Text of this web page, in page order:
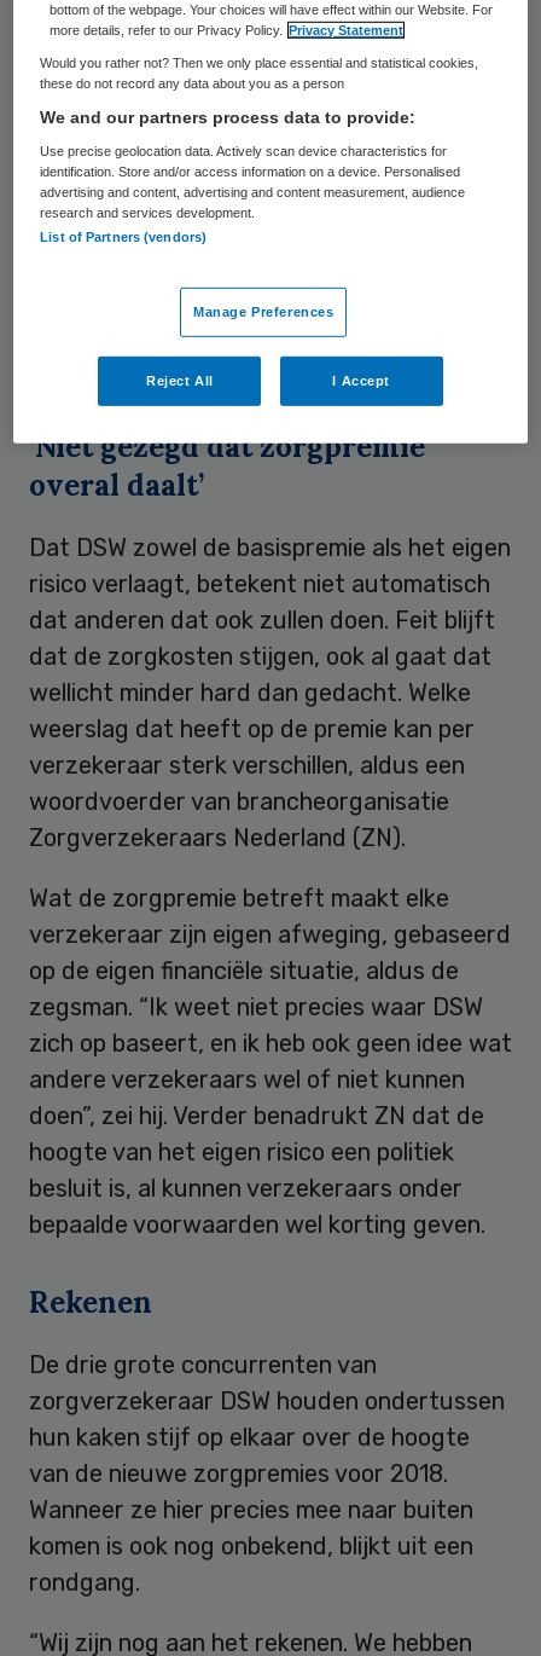
een hogere zorgpremie volgend jaar. Dat
kwam door een onverwachte tegenvaller
van 400 miljoen euro, waardoor de premie
gemiddeld met 30 euro per jaar omhoog
zou gaan.
De Patiëntenfederatie is ook benieuwd hoe
“Doen ze dit uit eigen zak? Wij zijn vooral
benieuwd hoe de andere zorgverzekeraars
dit gaan oplossen”, aldus Meens.
‘Niet gezegd dat zorgpremie
overal daalt’
Dat DSW zowel de basispremie als het eigen
risico verlaagt, betekent niet automatisch
dat anderen dat ook zullen doen. Feit blijft
dat de zorgkosten stijgen, ook al gaat dat
wellicht minder hard dan gedacht. Welke
weerslag dat heeft op de premie kan per
verzekeraar sterk verschillen, aldus een
woordvoerder van brancheorganisatie
Zorgverzekeraars Nederland (ZN).
Wat de zorgpremie betreft maakt elke
verzekeraar zijn eigen afweging, gebaseerd
op de eigen financiële situatie, aldus de
zegsman. “Ik weet niet precies waar DSW
zich op baseert, en ik heb ook geen idee wat
andere verzekeraars wel of niet kunnen
doen”, zei hij. Verder benadrukt ZN dat de
hoogte van het eigen risico een politiek
besluit is, al kunnen verzekeraars onder
bepaalde voorwaarden wel korting geven.
Rekenen
De drie grote concurrenten van
zorgverzekeraar DSW houden ondertussen
hun kaken stijf op elkaar over de hoogte
van de nieuwe zorgpremies voor 2018.
Wanneer ze hier precies mee naar buiten
komen is ook nog onbekend, blijkt uit een
rondgang.
“Wij zijn nog aan het rekenen. We hebben
bottom of the webpage. Your choices will have effect within our Website. For
more details, refer to our Privacy Policy.
Privacy Statement
Would you rather not? Then we only place essential and statistical cookies,
these do not record any data about you as a person
We and our partners process data to provide:
Use precise geolocation data. Actively scan device characteristics for
identification. Store and/or access information on a device. Personalised
advertising and content, advertising and content measurement, audience
research and services development.
List of Partners (vendors)
Manage Preferences
Reject All I Accept